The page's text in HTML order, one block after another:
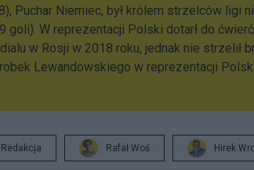
Puchar Niemiec, był królem strzelców ligi
goli). W reprezentacji Polski dotarł do
w Rosji w 2018 roku, jednak nie strzelił
Lewandowskiego w reprezentacji
Redakcja Rafał Woś Hirek